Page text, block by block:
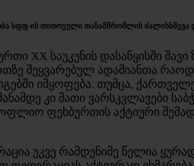
სფფ-ის თითოეული თანამშრომლის ძალისხმევა
XX საუკუნის დასაწყისში
შეყვარებულ ადამიანთა
იმყოფება. თუმცა,
კი მათი ვარსკვლავები
ფეხბურთის აქტიური
უკვე რამდენიმე წელია